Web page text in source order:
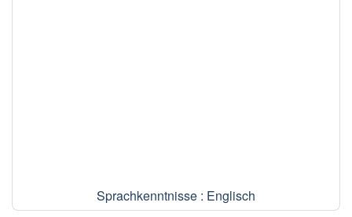
Sprachkenntnisse : Englisch